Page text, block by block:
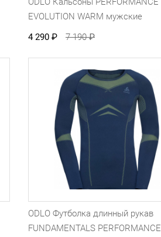
EVOLUTION WARM мужские
4 290 ₽ 7 190₽
ODLO Футболка длинный рукав
FUNDAMENTALS PERFORMANCE